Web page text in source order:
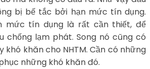
bị bế tắc bởi hạn mức tín dụng.
mức tín dụng là rất cần thiết, để
chống lạm phát. Song nó cũng có
khó khăn cho NHTM. Cần có những
những khó khăn đó.